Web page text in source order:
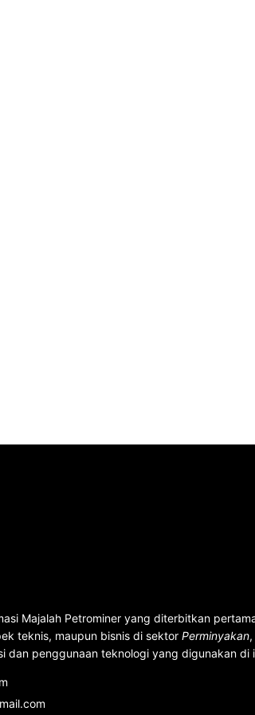
Majalah Petrominer yang diterbitkan
teknis, maupun bisnis di sektor Perminyakan,
dan penggunaan teknologi yang digunakan